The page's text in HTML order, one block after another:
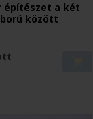
építészet a két
között